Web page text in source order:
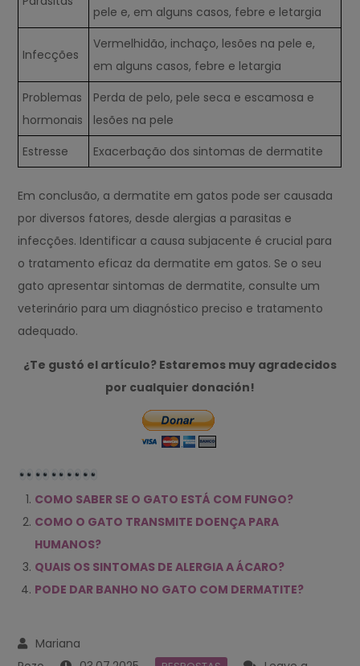
pele e, em alguns casos, febre e letargia
Infecções
Vermelhidão, inchaço, lesões na pele e,
em alguns casos, febre e letargia
Problemas
hormonais
Perda de pelo, pele seca e escamosa e
lesões na pele
Estresse
Exacerbação dos sintomas de dermatite
Em conclusão, a dermatite em gatos pode ser causada
por diversos fatores, desde alergias a parasitas e
infecções. Identificar a causa subjacente é crucial para
o tratamento eficaz da dermatite em gatos. Se o seu
gato apresentar sintomas de dermatite, consulte um
veterinário para um diagnóstico preciso e tratamento
adequado.
¿Te gustó el artículo? Estaremos muy agradecidos
por cualquier donación!
COMO SABER SE O GATO ESTÁ COM FUNGO?
COMO O GATO TRANSMITE DOENÇA PARA
HUMANOS?
QUAIS OS SINTOMAS DE ALERGIA A ÁCARO?
PODE DAR BANHO NO GATO COM DERMATITE?